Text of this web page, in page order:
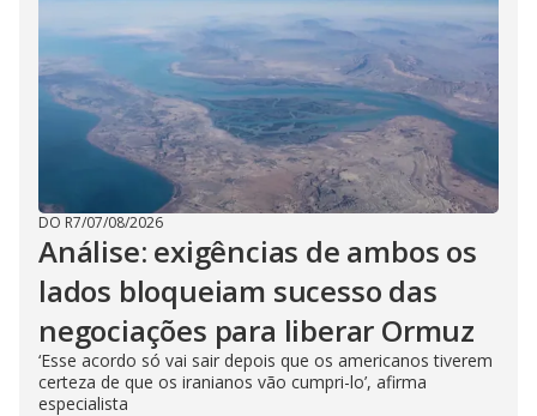
DO R7/07/08/2026
Análise: exigências de ambos os
lados bloqueiam sucesso das
negociações para liberar Ormuz
‘Esse acordo só vai sair depois que os americanos tiverem
certeza de que os iranianos vão cumpri-lo’, afirma
especialista